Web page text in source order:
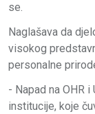
se.
Naglašava da
visokog
personalne
- Napad na OHR
institucije, koje